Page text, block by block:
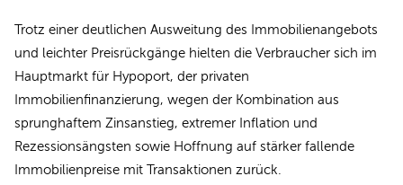
Trotz einer deutlichen Ausweitung des Immobilienangebots
und leichter Preisrückgänge hielten die Verbraucher sich im
Hauptmarkt für Hypoport, der privaten
Immobilienfinanzierung, wegen der Kombination aus
sprunghaftem Zinsanstieg, extremer Inflation und
Rezessionsängsten sowie Hoffnung auf stärker fallende
Immobilienpreise mit Transaktionen zurück.